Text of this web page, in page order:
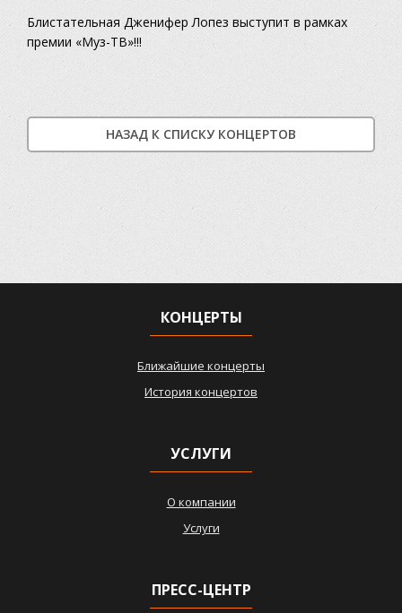
Блистательная Дженифер Лопез выступит в рамках
премии «Муз-ТВ»!!!
НАЗАД К СПИСКУ КОНЦЕРТОВ
КОНЦЕРТЫ
Ближайшие концерты
История концертов
УСЛУГИ
О компании
Услуги
ПРЕСС-ЦЕНТР